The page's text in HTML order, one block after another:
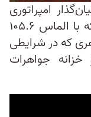
امپراتوری
سی‌ها، عمامه‌ای بر سر می‌گذاشت که با الماس ۱۰۵.۶
که در شرایطی
جواهرات